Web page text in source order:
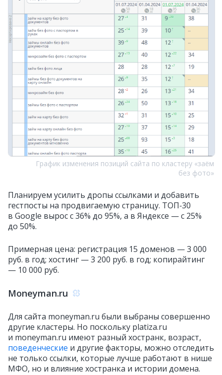
График изменения позиций сайта по кластеру «заём
без фото»
Планируем усилить дропы ссылками и добавить
гестпосты на продвигаемую страницу. ТОП‑30
в Google вырос с 36% до 95%, а в Яндексе — с 25%
до 50%.
Примерная цена: регистрация 15 доменов — 3 000
руб. в год; хостинг — 3 200 руб. в год; копирайтинг
— 10 000 руб.
Moneyman.ru
Для сайта moneyman.ru были выбраны совершенно
другие кластеры. Но поскольку platiza.ru
и moneyman.ru имеют разный хостранк, возраст,
поведенческие и другие факторы, можно отследить
не только ссылки, которые лучше работают в нише
МФО, но и влияние хостранка и истории домена.